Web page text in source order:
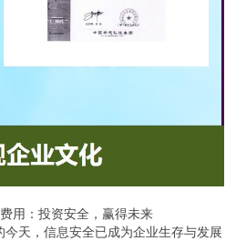
用：投资安全，赢得未来
天，信息安全已成为企业生存与发展